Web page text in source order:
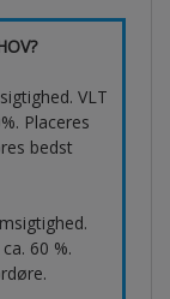
VLT
Placeres
bedst
60 %.